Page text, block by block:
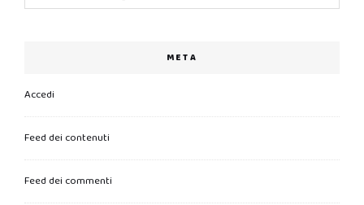
META
Accedi
Feed dei contenuti
Feed dei commenti